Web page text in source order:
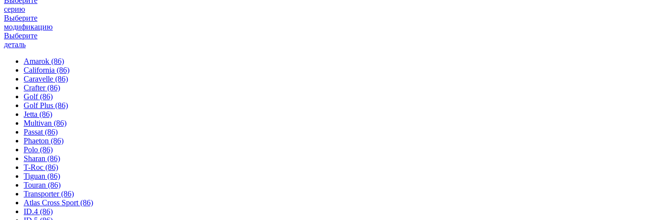
серию
Выберите
модификацию
Выберите
деталь
Amarok (86)
California (86)
Caravelle (86)
Crafter(86)
Golf(86)
Golf Plus (86)
Jetta (86)
Multivan (86)
Passat (86)
Phaeton (86)
Polo (86)
Sharan (86)
T-Roc (86)
Tiguan (86)
Touran (86)
Transporter(86)
Atlas Cross Sport (86)
ID.4 (86)